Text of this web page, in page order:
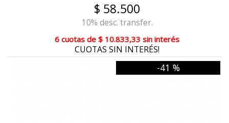
JEAN VERDE
GRIS CUADRILLE
PRINT CURRY
$ 58.500
10% desc. transfer.
6 cuotas de $ 10.833,33 sin interés
CUOTAS SIN INTERÉS!
-41 %